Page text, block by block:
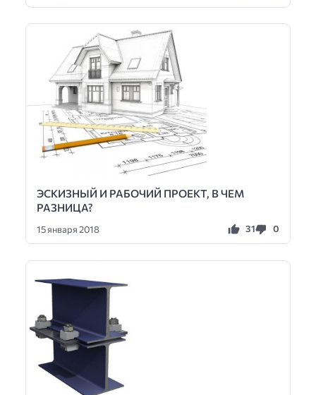
ЭСКИЗНЫЙ И РАБОЧИЙ ПРОЕКТ, В ЧЕМ
РАЗНИЦА?
15 января 2018 31 0